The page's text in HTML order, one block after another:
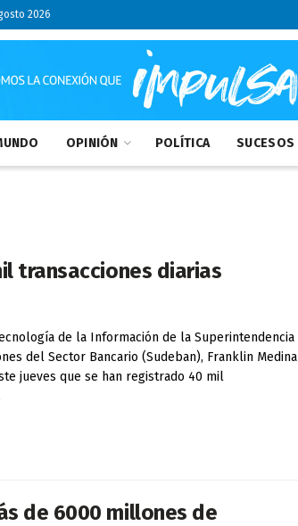
2026
OPINIÓN POLÍTICA SUCESOS
transacciones diarias
de la Información de la Superintendencia
del Sector Bancario (Sudeban), Franklin Medina
jueves que se han registrado 40 mil
de 6000 millones de